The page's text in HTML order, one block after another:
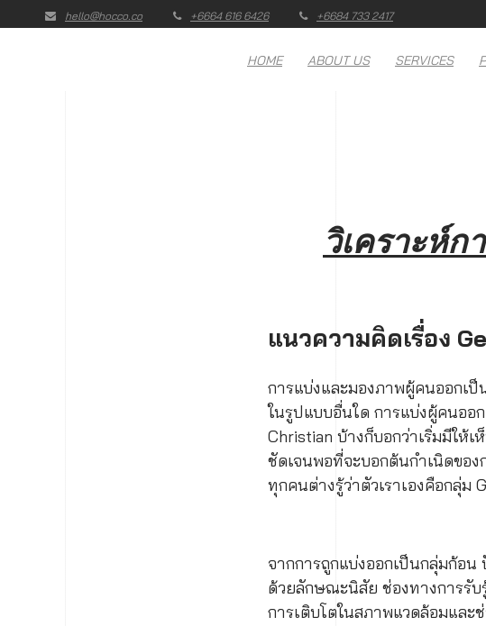
hello@hocco.co +6664 616 6426 +6684 733 2417
HOME ABOUT US SERVICES
วิเคราะห์ก
แนวความคิดเรื่อง
การแบ่งและมองภาพผู้คนออกเ
ในรูปแบบอื่นใด การแบ่งผู้คนออ
Christian บ้างก็บอกว่าเริ่มมีให้
ชัดเจนพอที่จะบอกต้นกำเนิดขอ
ทุกคนต่างรู้ว่าตัวเราเองคือกลุ่ม
จากการถูกแบ่งออกเป็นกลุ่มก้อ
ด้วยลักษณะนิสัย ช่องทางการรับ
การเติบโตในสภาพแวดล้อมและ